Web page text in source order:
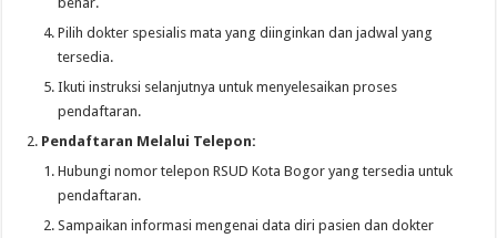
Pilih dokter spesialis mata yang diinginkan dan jadwal yang
tersedia.
Ikuti instruksi selanjutnya untuk menyelesaikan proses
pendaftaran.
Pendaftaran Melalui Telepon:
Hubungi nomor telepon RSUD Kota Bogor yang tersedia untuk
pendaftaran.
Sampaikan informasi mengenai data diri pasien dan dokter